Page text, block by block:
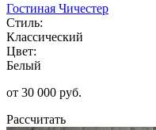
Гостиная Чичестер
Стиль:
Классический
Цвет:
Белый
от 30 000 руб.
Рассчитать